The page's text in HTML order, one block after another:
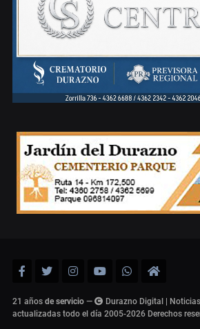
21 años de servicio —
Durazno Digital |
actualizadas todo el día 2005-2026 Derechos